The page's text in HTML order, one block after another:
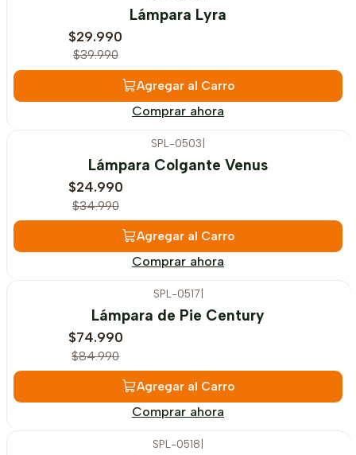
Lámpara Lyra
$29.990
$39.990
Agregar al Carro
Comprar ahora
SPL-0503
Lámpara Colgante Venus
$24.990
$34.990
Agregar al Carro
Comprar ahora
SPL-0517
Lámpara de Pie Century
$74.990
$84.990
Agregar al Carro
Comprar ahora
SPL-0518